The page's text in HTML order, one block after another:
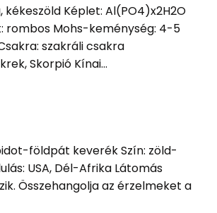
kékeszöld Képlet: Al(PO4)x2H2O
rombos Mohs-keménység: 4-5
szakráli csakra
Skorpió Kínai…
földpát keverék Szín: zöld-
USA, Dél-Afrika Látomás
Összehangolja az érzelmeket a